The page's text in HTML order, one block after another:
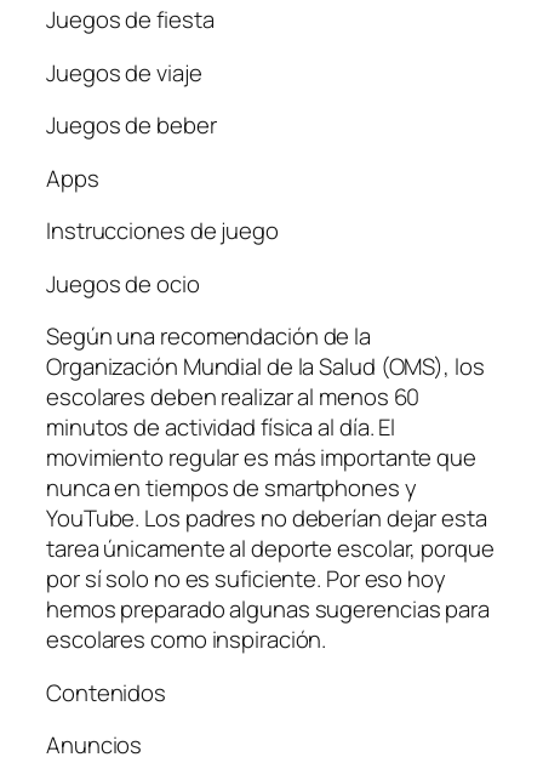
Juegos de fiesta
Juegos de viaje
Juegos de beber
Apps
Instrucciones de juego
Juegos de ocio
Según una recomendación de la
Organización Mundial de la Salud (OMS), los
escolares deben realizar al menos 60
minutos de actividad física al día. El
movimiento regular es más importante que
nunca en tiempos de smartphones y
YouTube. Los padres no deberían dejar esta
tarea únicamente al deporte escolar, porque
por sí solo no es suficiente. Por eso hoy
hemos preparado algunas sugerencias para
escolares como inspiración.
Contenidos
Anuncios